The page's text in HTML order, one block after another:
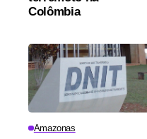
Colômbia
Amazonas